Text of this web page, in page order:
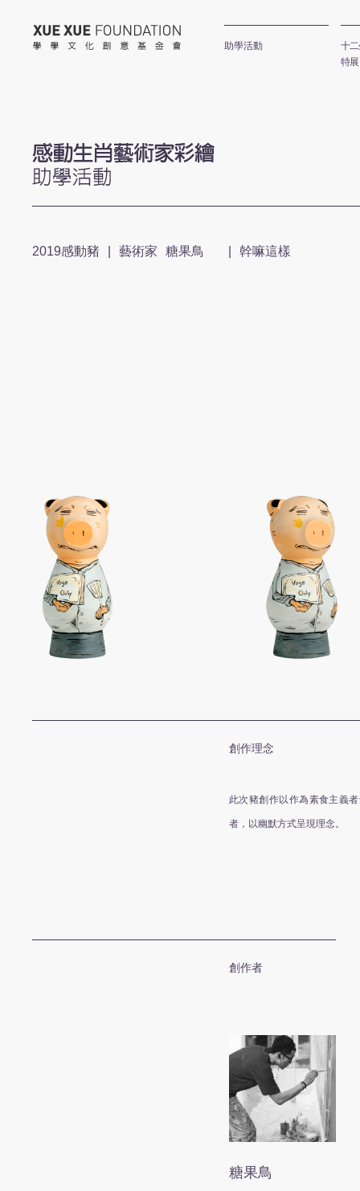
助學活動
十二
特展
2019感動豬 藝術家 糖果鳥 幹嘛這樣
創作理念
此次豬創作以作為素食主義
者，以幽默方式呈現理念。
創作者
糖果鳥